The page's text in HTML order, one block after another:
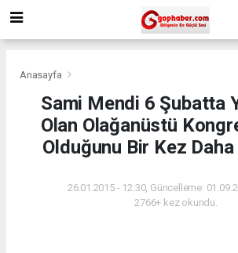
Anasayfa
Sami Mendi 6 Şubatta
Olan Olağanüstü
Olduğunu Bir Kez
26.01.2015 - 12:30, Güncelleme:
2766+ kez okundu.